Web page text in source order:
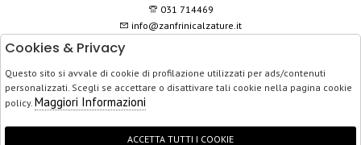
031 714469
info@zanfrinicalzature.it
SERVIZIO CLIENTI
ACQUISTO SICURO
Cookies & Privacy
Questo sito si avvale di cookie di profilazione utilizzati per ads/contenuti
personalizzati. Scegli se accettare o disattivare tali cookie nella pagina cookie
policy. Maggiori Informazioni
ACCETTA TUTTI I COOKIE